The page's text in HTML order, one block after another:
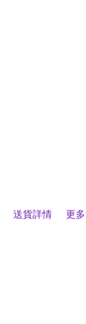
送貨詳情 更多